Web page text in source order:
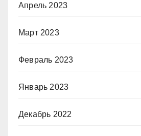
Апрель 2023
Март 2023
Февраль 2023
Январь 2023
Декабрь 2022